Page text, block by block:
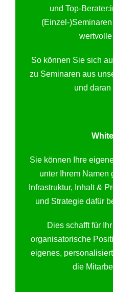
und Top-
(Einzel-
So können Sie sich
zu Seminaren aus
und
Sie können Ihre
unter Ihrem Namen
Infrastruktur, Inhalt &
und Strategie dafür
Dies schafft für
organisatorische
eigenes,
die